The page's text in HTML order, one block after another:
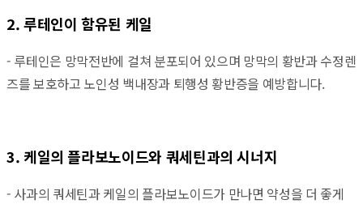
2. 루테인이 함유된 케일
- 루테인은 망막전반에 걸쳐 분포되어 있으며 망막의 황반과 수정렌
즈를 보호하고 노인성 백내장과 퇴행성 황반증을 예방합니다.
3. 케일의 플라보노이드와 쿼세틴과의 시너지
- 사과의 쿼세틴과 케일의 플라보노이드가 만나면 약성을 더 좋게